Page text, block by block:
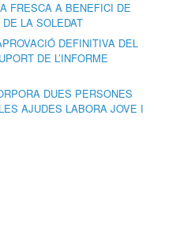
FRESCA A BENEFICI DE
LA SOLEDAT
DEFINITIVA DEL
DE L’INFORME
DUES PERSONES
AJUDES LABORA JOVE I